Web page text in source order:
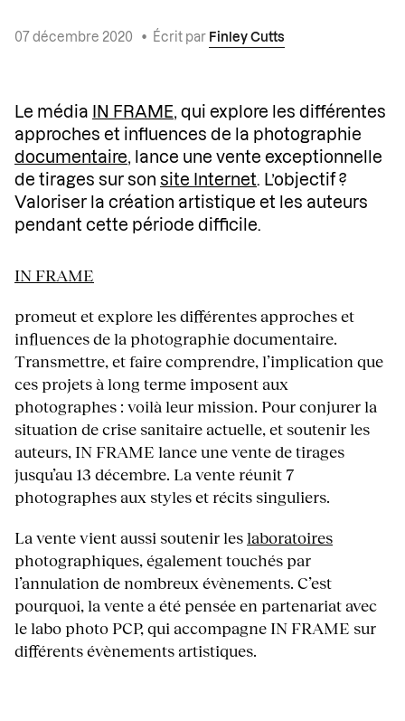
07 décembre 2020 • Écrit par Finley Cutts
Le média IN FRAME, qui explore les différentes
approches et influences de la photographie
documentaire, lance une vente exceptionnelle
de tirages sur son site Internet. L’objectif ?
Valoriser la création artistique et les auteurs
pendant cette période difficile.
IN FRAME
promeut et explore les différentes approches et
influences de la photographie documentaire.
Transmettre, et faire comprendre, l’implication que
ces projets à long terme imposent aux
photographes : voilà leur mission. Pour conjurer la
situation de crise sanitaire actuelle, et soutenir les
auteurs, IN FRAME lance une vente de tirages
jusqu’au 13 décembre. La vente réunit 7
photographes aux styles et récits singuliers.
La vente vient aussi soutenir leslaboratoires
photographiques, également touchés par
l’annulation de nombreux évènements. C’est
pourquoi, la vente a été pensée en partenariat avec
le labo photo PCP, qui accompagne IN FRAME sur
différents évènements artistiques.